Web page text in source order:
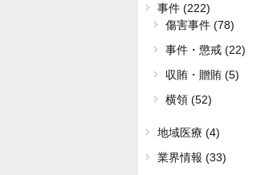
事件 (222)
傷害事件 (78)
事件・懲戒 (22)
収賄・贈賄 (5)
横領 (52)
地域医療 (4)
業界情報 (33)